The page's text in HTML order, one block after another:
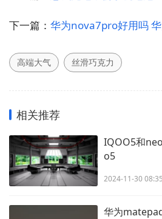
下一篇： 华为nova7pro好用吗
高端大气 丝滑巧克力
相关推荐
IQOO5和
o5
2024-11-30
华为